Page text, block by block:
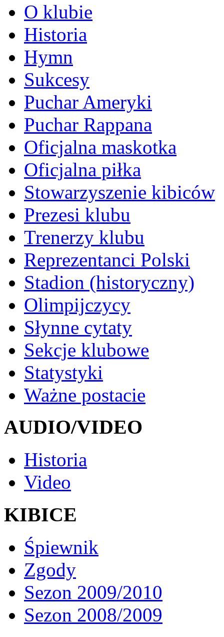
O klubie
Historia
Hymn
Sukcesy
Puchar Ameryki
Puchar Rappana
Oficjalna maskotka
Oficjalna piłka
Stowarzyszenie kibiców
Prezesi klubu
Trenerzy klubu
Reprezentanci Polski
Stadion (historyczny)
Olimpijczycy
Słynne cytaty
Sekcje klubowe
Statystyki
Ważne postacie
AUDIO/VIDEO
Historia
Video
KIBICE
Śpiewnik
Zgody
Sezon 2009/2010
Sezon 2008/2009